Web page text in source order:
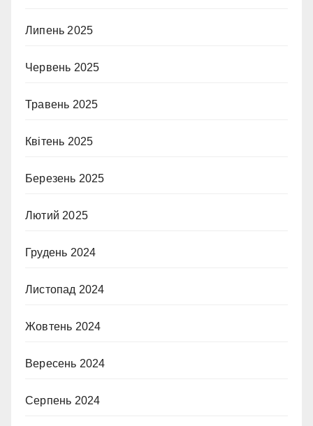
Липень 2025
Червень 2025
Травень 2025
Квітень 2025
Березень 2025
Лютий 2025
Грудень 2024
Листопад 2024
Жовтень 2024
Вересень 2024
Серпень 2024